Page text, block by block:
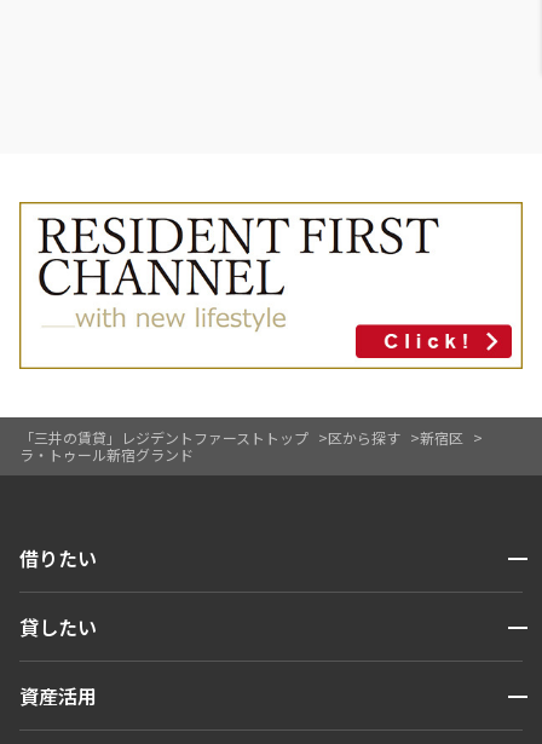
「三井の賃貸」レジデントファーストトップ 区から探す
新宿区
ラ・トゥール新宿グランド
借りたい 開閉
人気エリアから探す
貸したい 開閉
お問い合わせ
資産活用 開閉